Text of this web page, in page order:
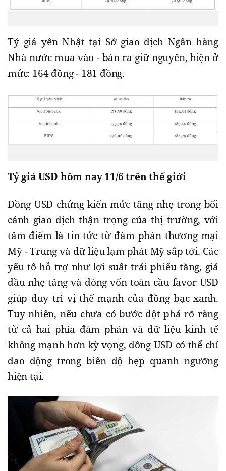
Tỷ giá yên Nhật tại Sở giao dịch Ngân hàng
Nhà nước mua vào - bán ra giữ nguyên, hiện ở
mức: 164 đồng - 181 đồng.
Tỷ giá USD hôm nay 11/6 trên thế giới
Đồng USD chứng kiến mức tăng nhẹ trong bối
cảnh giao dịch thận trọng của thị trường, với
tâm điểm là tin tức từ đàm phán thương mại
Mỹ - Trung và dữ liệu lạm phát Mỹ sắp tới. Các
yếu tố hỗ trợ như lợi suất trái phiếu tăng, giá
dầu nhẹ tăng và dòng vốn toàn cầu favor USD
giúp duy trì vị thế mạnh của đồng bạc xanh.
Tuy nhiên, nếu chưa có bước đột phá rõ ràng
từ cả hai phía đàm phán và dữ liệu kinh tế
không mạnh hơn kỳ vọng, đồng USD có thể chỉ
dao động trong biên độ hẹp quanh ngưỡng
hiện tại.